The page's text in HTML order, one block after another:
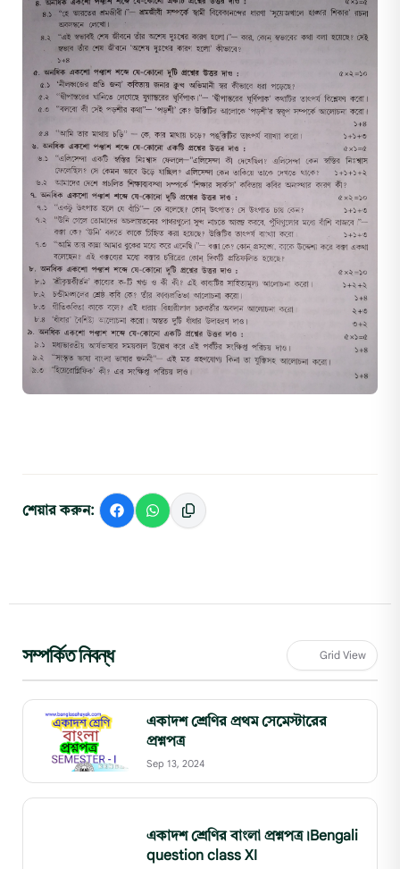
শেয়ার করুন:
সম্পর্কিত নিবন্ধ Grid View
একাদশ শ্রেণির প্রথম সেমেস্টারের
প্রশ্নপত্র
Sep 13, 2024
একাদশ শ্রেণির বাংলা প্রশ্নপত্র।Bengali
question class XI